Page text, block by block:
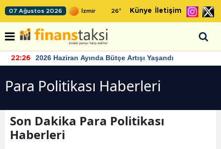
07 Ağustos 2026 26° Künye İletişim
22:26 2026 Haziran Ayında Bütçe Artışı Yaşandı
Para Politikası Haberleri
Son Dakika Para Politikası
Haberleri